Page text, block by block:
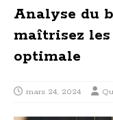
Analyse du
maîtrisez
optimale
mars 24, 2024